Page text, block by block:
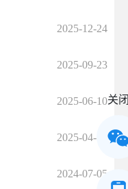
2025-12-24
2025-09-23
2025-06-10
2025-04-10
2024-07-05
关闭